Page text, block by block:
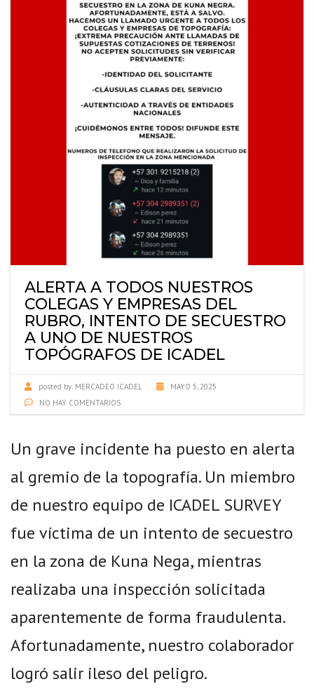
ALERTA A TODOS NUESTROS
COLEGAS Y EMPRESAS DEL
RUBRO, INTENTO DE SECUESTRO
A UNO DE NUESTROS
TOPÓGRAFOS DE ICADEL
posted by: MERCADEO ICADEL
MAYO 5, 2025
NO HAY COMENTARIOS
Un grave incidente ha puesto en alerta
al gremio de la topografía. Un miembro
de nuestro equipo de ICADEL SURVEY
fue víctima de un intento de secuestro
en la zona de Kuna Nega, mientras
realizaba una inspección solicitada
aparentemente de forma fraudulenta.
Afortunadamente, nuestro colaborador
logró salir ileso del peligro.